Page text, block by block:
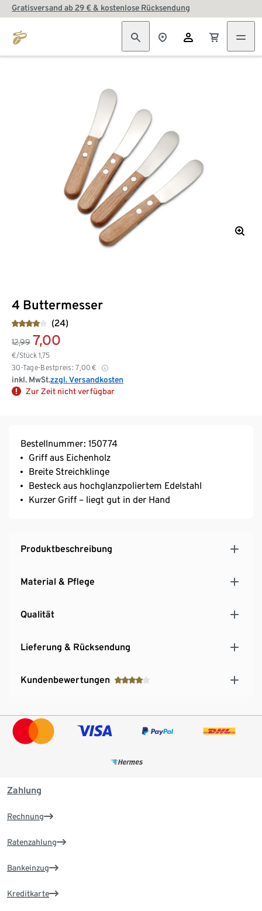
Gratisversand ab 29 € & kostenlose Rücksendung
4 Buttermesser
(24)
12,99 7,00
€/Stück 1,75
30-Tage-Bestpreis: 7,00 €
inkl. MwSt.zzgl. Versandkosten
Zur Zeit nicht verfügbar
Bestellnummer: 150774
Griff aus Eichenholz
Breite Streichklinge
Besteck aus hochglanzpoliertem Edelstahl
Kurzer Griff – liegt gut in der Hand
Produktbeschreibung
Material & Pflege
Qualität
Lieferung & Rücksendung
Kundenbewertungen
Zahlung
Rechnung
Ratenzahlung
Bankeinzug
Kreditkarte